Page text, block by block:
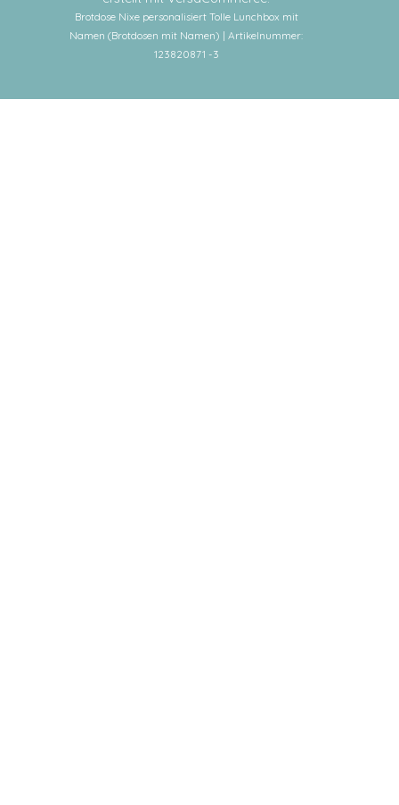
Brotdose Nixe personalisiert Tolle Lunchbox mit
Namen (Brotdosen mit Namen) | Artikelnummer:
123820871 -3